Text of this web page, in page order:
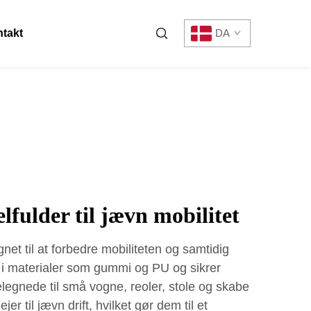
DA
til jævn mobilitet
til at forbedre mobiliteten og samtidig
materialer som gummi og PU og sikrer
til små vogne, reoler, stole og skabe
til jævn drift, hvilket gør dem til et